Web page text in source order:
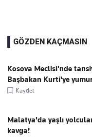
GÖZDEN KAÇMASIN
Kosova Meclisi'nde
Başbakan Kurti'ye
Kaydet
Malatya'da yaşlı
kavga!